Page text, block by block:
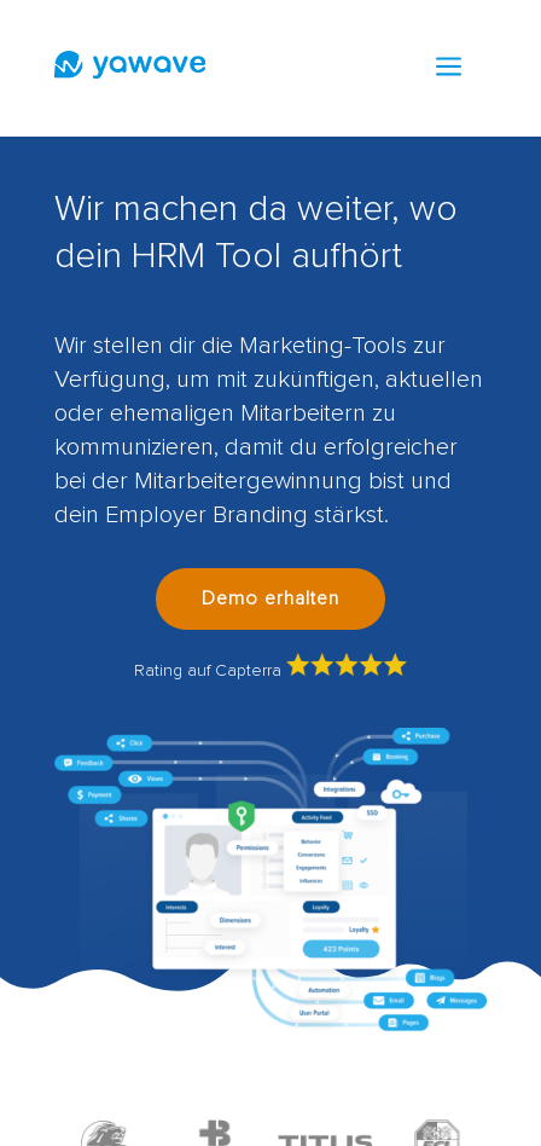
a
Wir machen da weiter, wo
dein HRM Tool aufhört
Wir stellen dir die Marketing-Tools zur
Verfügung, um mit zukünftigen, aktuellen
oder ehemaligen Mitarbeitern zu
kommunizieren, damit du erfolgreicher
bei der Mitarbeitergewinnung bist und
dein Employer Branding stärkst.
Demo erhalten
Rating auf Capterra